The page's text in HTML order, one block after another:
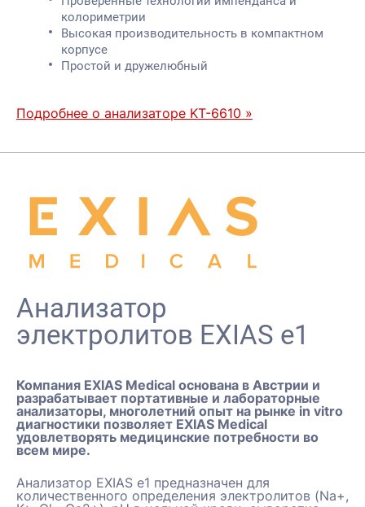
колориметрии
Высокая производительность в компактном
корпусе
Простой и дружелюбный
Подробнее о анализаторе KT-6610 »
Анализатор
электролитов EXIAS e1
Компания EXIAS Medical основана в Австрии и
разрабатывает портативные и лабораторные
анализаторы, многолетний опыт на рынке in vitro
диагностики позволяет EXIAS Medical
удовлетворять медицинские потребности во
всем мире.
Анализатор EXIAS e1 предназначен для
количественного определения электролитов (Na+,